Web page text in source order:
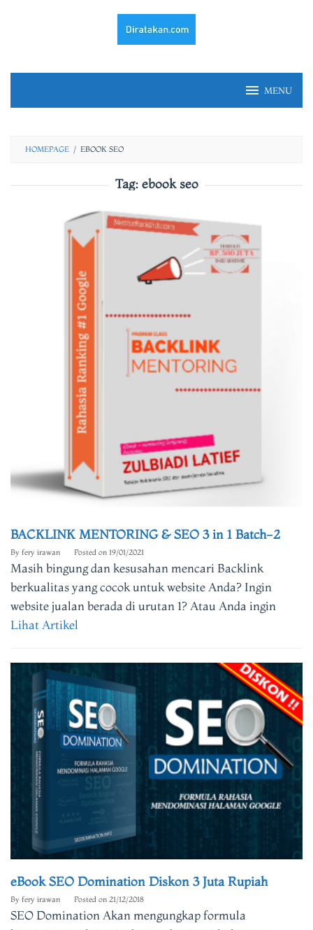
MENU
HOMEPAGE / EBOOK SEO
Tag: ebook seo
BACKLINK MENTORING & SEO 3 in 1 Batch-2
By fery irawan Posted on 19/01/2021
Masih bingung dan kesusahan mencari Backlink
berkualitas yang cocok untuk website Anda? Ingin
website jualan berada di urutan 1? Atau Anda ingin
Lihat Artikel
eBook SEO Domination Diskon 3 Juta Rupiah
By fery irawan Posted on 21/12/2018
SEO Domination Akan mengungkap formula